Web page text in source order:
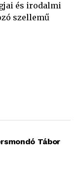
és irodalmi
szellemű
Tábor